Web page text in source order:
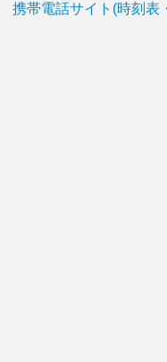
携帯電話サイト(時刻表